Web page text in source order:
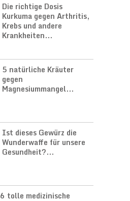
Die richtige Dosis
Kurkuma gegen Arthritis,
Krebs und andere
Krankheiten...
5 natürliche Kräuter
gegen
Magnesiummangel...
Ist dieses Gewürz die
Wunderwaffe für unsere
Gesundheit?...
6 tolle medizinische